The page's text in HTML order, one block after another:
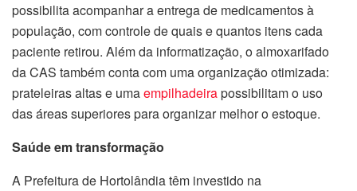
possibilita acompanhar a entrega de medicamentos à
população, com controle de quais e quantos itens cada
paciente retirou. Além da informatização, o almoxarifado
da CAS também conta com uma organização otimizada:
prateleiras altas e umaempilhadeirapossibilitam o uso
das áreas superiores para organizar melhor o estoque.
Saúde em transformação
A Prefeitura de Hortolândia têm investido na